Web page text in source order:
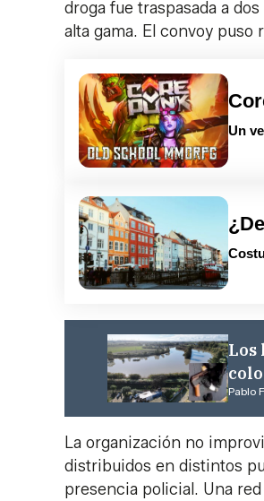
droga fue traspasada a
alta gama. El convoy puso
Un
Los
Pablo
La organización no
distribuidos en distintos
presencia policial. Una